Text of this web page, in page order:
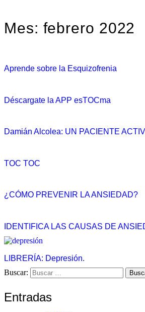
Mes: febrero 2022
Aprende sobre la Esquizofrenia
Déscargate la APP esTOCma
Damián Alcolea: UN PACIENTE
TOC TOC
¿CÓMO PREVENIR LA ANSIEDAD?
IDENTIFICA LAS CAUSAS DE
LIBRERÍA: Depresión.
Buscar:
Entradas